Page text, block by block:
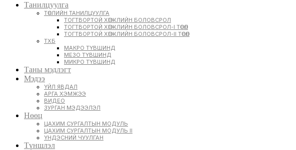
Танилцуулга
ТӨСЛИЙН ТАНИЛЦУУЛГА
ТОГТВОРТОЙ ХӨГЖЛИЙН БОЛОВСРОЛ
ТОГТВОРТОЙ ХӨГЖЛИЙН БОЛОВСРОЛ-I ТӨСӨЛ
ТОГТВОРТОЙ ХӨГЖЛИЙН БОЛОВСРОЛ-II ТӨСӨЛ
ТХБ
МАКРО ТҮВШИНД
МЕЗО ТҮВШИНД
МИКРО ТҮВШИНД
Таны мэдлэгт
Мэдээ
ҮЙЛ ЯВДАЛ
АРГА ХЭМЖЭЭ
ВИДЕО
ЗУРГАН МЭДЭЭЛЭЛ
Нөөц
ЦАХИМ СУРГАЛТЫН МОДУЛЬ
ЦАХИМ СУРГАЛТЫН МОДУЛЬ II
ҮНДЭСНИЙ ЧУУЛГАН
Түншлэл